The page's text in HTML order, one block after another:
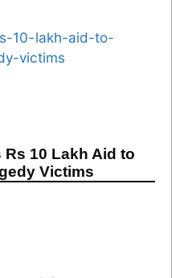
Rs 10 Lakh Aid to
Victims